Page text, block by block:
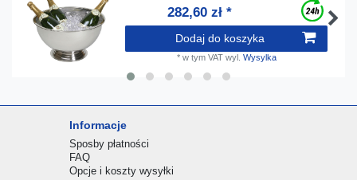
282,60 zł *
Dodaj do koszyka
* w tym VATwyl. Wysylka
Informacje
Sposby płatności
FAQ
Opcje i koszty wysyłki